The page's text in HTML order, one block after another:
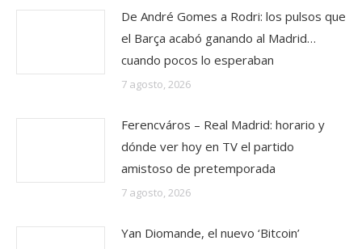
De André Gomes a Rodri: los pulsos que
el Barça acabó ganando al Madrid…
cuando pocos lo esperaban
7 agosto, 2026
Ferencváros – Real Madrid: horario y
dónde ver hoy en TV el partido
amistoso de pretemporada
7 agosto, 2026
Yan Diomande, el nuevo ‘Bitcoin’